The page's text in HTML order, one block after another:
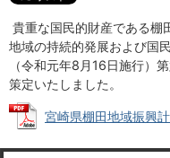
貴重な国民的財産である棚
地域の持続的発展および国
（令和元年8月16日施行）
策定いたしました。
宮崎県棚田地域振興